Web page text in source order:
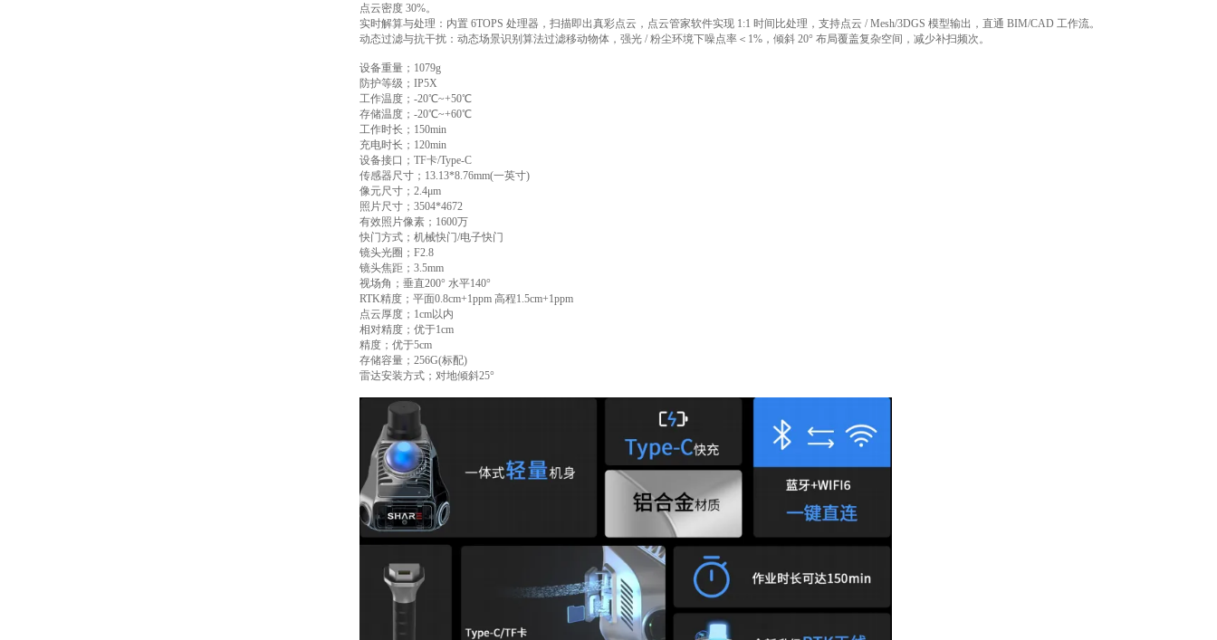
点云密度 30%。
实时解算与处理：内置 6TOPS 处理器，扫描即出真彩点云，点云管家软件实现 1:1 时间比处理，支持点云 / Mesh/3DGS 模型输出，直通 BIM/CAD 工作流。
动态过滤与抗干扰：动态场景识别算法过滤移动物体，强光 / 粉尘环境下噪点率＜1%，倾斜 20° 布局覆盖复杂空间，减少补扫频次。
设备重量；1079g
防护等级；IP5X
工作温度；-20℃~+50℃
存储温度；-20℃~+60℃
工作时长；150min
充电时长；120min
设备接口；TF卡/Type-C
传感器尺寸；13.13*8.76mm(一英寸)
像元尺寸；2.4μm
照片尺寸；3504*4672
有效照片像素；1600万
快门方式；机械快门/电子快门
镜头光圈；F2.8
镜头焦距；3.5mm
视场角；垂直200° 水平140°
RTK精度；平面0.8cm+1ppm 高程1.5cm+1ppm
点云厚度；1cm以内
相对精度；优于1cm
精度；优于5cm
存储容量；256G(标配)
雷达安装方式；对地倾斜25°